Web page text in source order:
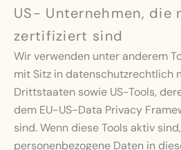
US- Unternehmen, die
zertifiziert sind
Wir verwenden unter anderem
mit Sitz in datenschutzrechtlich
Drittstaaten sowie US-Tools,
dem EU-US-Data Privacy
sind. Wenn diese Tools aktiv
personenbezogene Daten in